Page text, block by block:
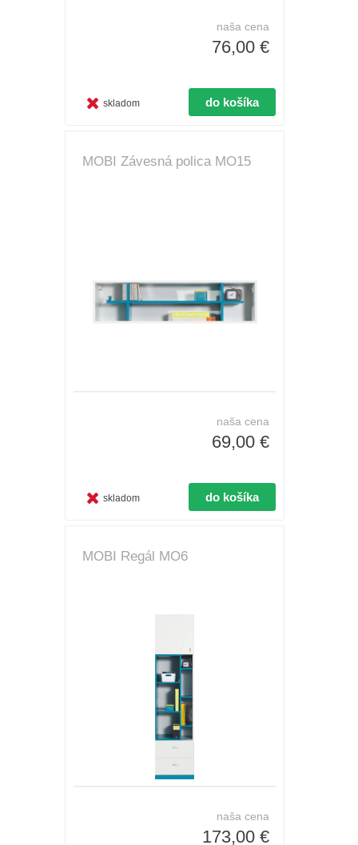
naša cena
76,00 €
skladom
MOBI Závesná polica MO15
naša cena
69,00 €
skladom
MOBI Regál MO6
naša cena
173,00 €